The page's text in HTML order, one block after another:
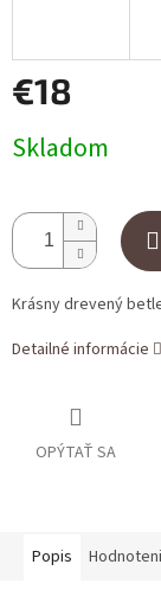
€18
Skladom
Krásny drevený
Detailné informácie
OPÝTAŤ SA
Popis